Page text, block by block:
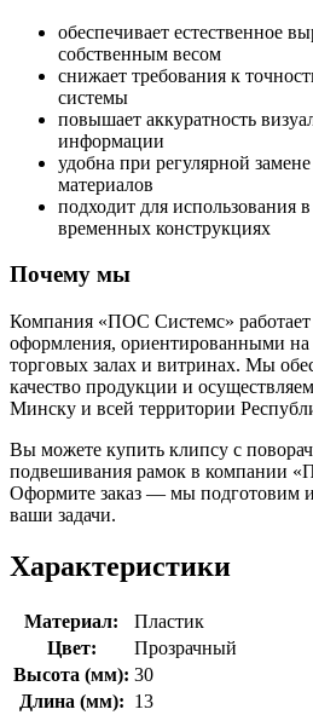
обеспечивает естественное
собственным весом
снижает требования к
системы
повышает аккуратность
информации
удобна при регулярной
материалов
подходит для использования
временных конструкциях
Почему мы
Компания «ПОС Системс» работает
оформления, ориентированными
торговых залах и витринах. Мы
качество продукции и
Минску и всей территории
Вы можете купить клипсу с
подвешивания рамок в компании
Оформите заказ — мы подготовим
ваши задачи.
Характеристики
Материал:
Пластик
Цвет:
Прозрачный
Высота (мм): 30
Длина (мм): 13